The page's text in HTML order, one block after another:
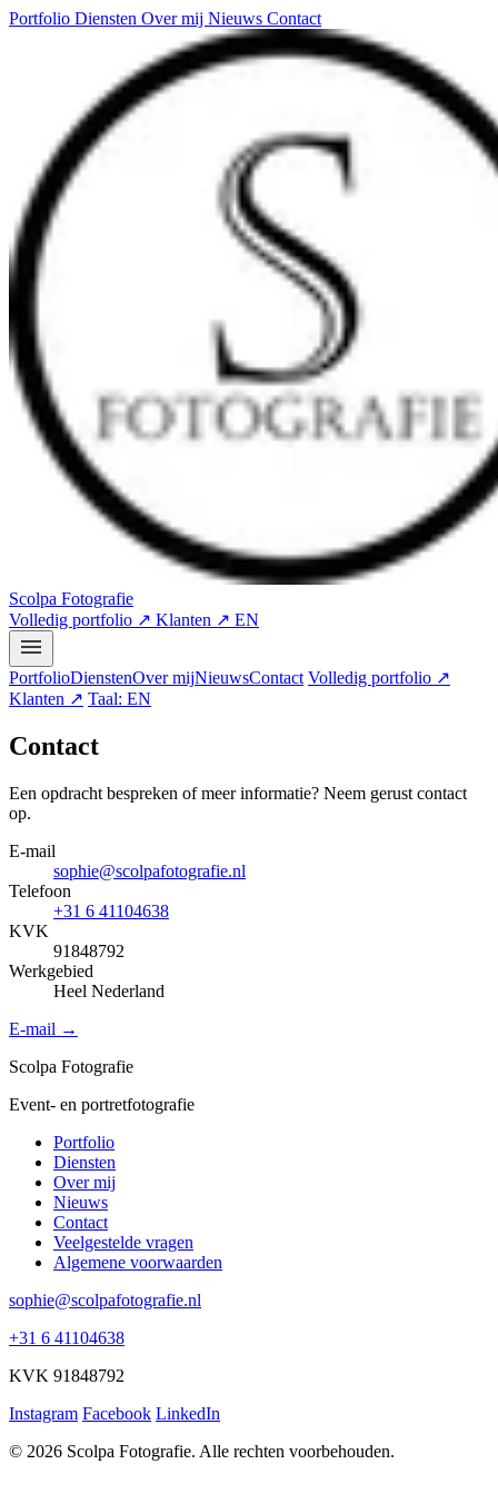
Portfolio Diensten Over mij Nieuws Contact
Scolpa Fotografie
Volledig portfolio ↗ Klanten ↗ EN
PortfolioDienstenOver mijNieuwsContact Volledig portfolio ↗
Klanten ↗ Taal: EN
Contact
Een opdracht bespreken of meer informatie? Neem gerust contact
op.
E-mail
sophie@scolpafotografie.nl
Telefoon
+31 6 41104638
KVK
91848792
Werkgebied
Heel Nederland
E-mail →
Scolpa Fotografie
Event- en portretfotografie
Portfolio
Diensten
Over mij
Nieuws
Contact
Veelgestelde vragen
Algemene voorwaarden
sophie@scolpafotografie.nl
+31 6 41104638
KVK 91848792
Instagram Facebook LinkedIn
© 2026 Scolpa Fotografie. Alle rechten voorbehouden.